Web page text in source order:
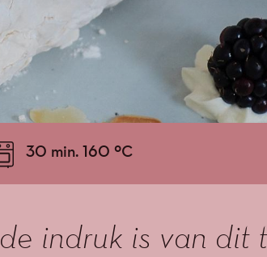
30 min. 160 ºC
indruk is van dit